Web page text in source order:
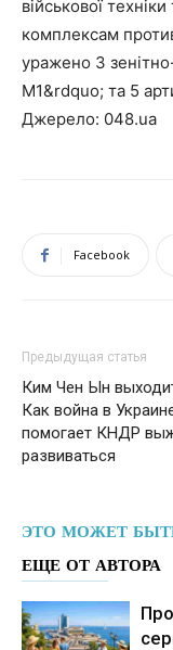
військової
комплексам
уражено 3
М1&rdquo; та 5
Джерело: 048.ua
Facebook
Предыдущая статья
Ким Чен Ын
Как война в
помогает КНДР
развиваться
ЭТО МОЖЕТ
ЕЩЕ ОТ АВТОРА